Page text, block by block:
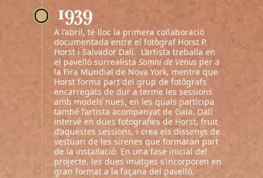
1939
A l’abril, té lloc la primera col·laboració
documentada entre el fotògraf Horst P.
Horst i Salvador Dalí. L’artista treballa en
el pavelló surrealista Somni de Venusper a
la Fira Mundial de Nova York, mentre que
Horst forma part del grup de fotògrafs
encarregats de dur a terme les sessions
amb models nues, en les quals participa
també l’artista acompanyat de Gala. Dalí
intervé en dues fotografies de Horst, fruit
d’aquestes sessions, i crea els dissenys de
vestuari de les sirenes que formaran part
de la instal·lació. En una fase inicial del
projecte, les dues imatges s’incorporen en
gran format a la façana del pavelló.